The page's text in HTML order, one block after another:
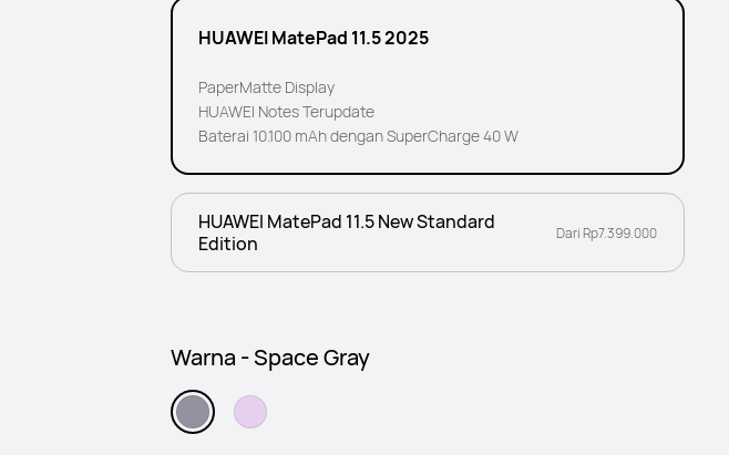
HUAWEI MatePad 11.5 2025
PaperMatte Display
HUAWEI Notes Terupdate
Baterai 10.100 mAh dengan SuperCharge 40 W
HUAWEI MatePad 11.5 New Standard
Edition
Dari Rp7.399.000
Warna - Space Gray